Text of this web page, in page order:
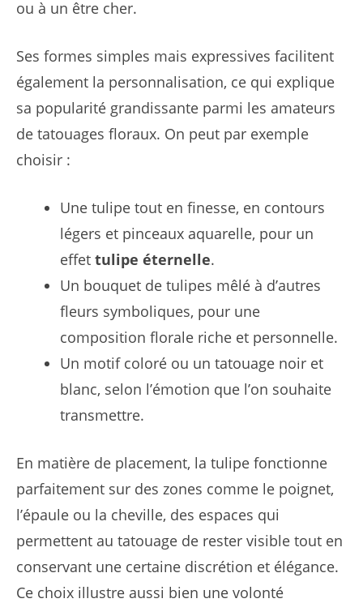
ou à un être cher.
Ses formes simples mais expressives facilitent
également la personnalisation, ce qui explique
sa popularité grandissante parmi les amateurs
de tatouages floraux. On peut par exemple
choisir :
Une tulipe tout en finesse, en contours
légers et pinceaux aquarelle, pour un
effet tulipe éternelle.
Un bouquet de tulipes mêlé à d’autres
fleurs symboliques, pour une
composition florale riche et personnelle.
Un motif coloré ou un tatouage noir et
blanc, selon l’émotion que l’on souhaite
transmettre.
En matière de placement, la tulipe fonctionne
parfaitement sur des zones comme le poignet,
l’épaule ou la cheville, des espaces qui
permettent au tatouage de rester visible tout en
conservant une certaine discrétion et élégance.
Ce choix illustre aussi bien une volonté